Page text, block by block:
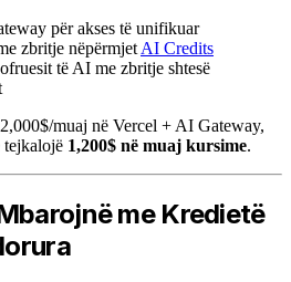
për akses të unifikuar
zbritje nëpërmjet AI Credits
të AI me zbritje shtesë
muaj në Vercel + AI Gateway,
tejkalojë 1,200$ në muaj kursime.
me Kredietë